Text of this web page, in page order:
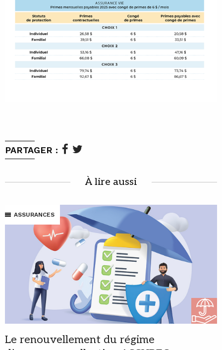
PARTAGER :
À lire aussi
ASSURANCES
Le renouvellement du régime